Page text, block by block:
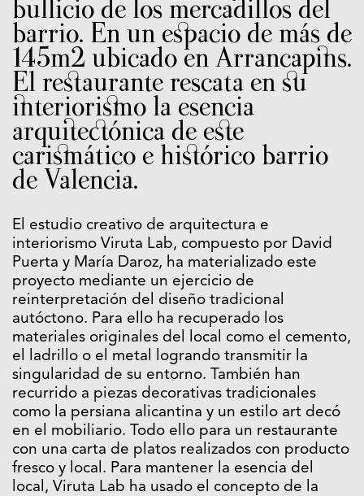
bullicio de los mercadillos del
barrio. En un espacio de más de
145m2 ubicado en Arrancapins.
El restaurante rescata en su
interiorismo la esencia
arquitectónica de este
carismático e histórico barrio
de Valencia.
El estudio creativo de arquitectura e
interiorismo Viruta Lab, compuesto por David
Puerta y María Daroz, ha materializado este
proyecto mediante un ejercicio de
reinterpretación del diseño tradicional
autóctono. Para ello ha recuperado los
materiales originales del local como el cemento,
el ladrillo o el metal logrando transmitir la
singularidad de su entorno. También han
recurrido a piezas decorativas tradicionales
como la persiana alicantina y un estilo art decó
en el mobiliario. Todo ello para un restaurante
con una carta de platos realizados con producto
fresco y local. Para mantener la esencia del
local, Viruta Lab ha usado el concepto de la